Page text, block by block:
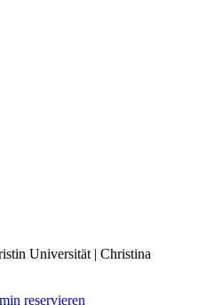
Universität | Christina
reservieren